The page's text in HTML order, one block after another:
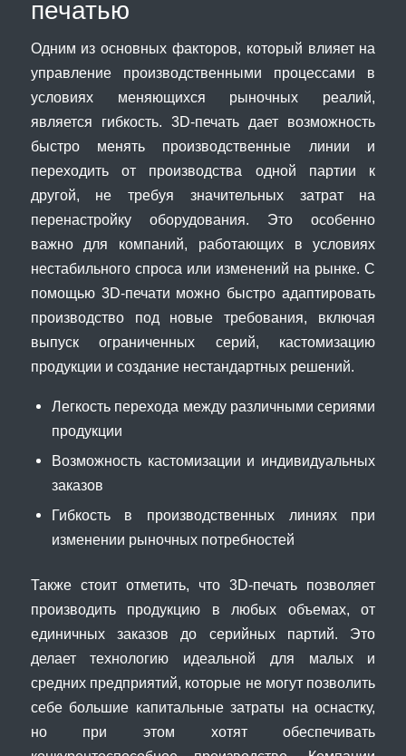
печатью
Одним из основных факторов, который влияет на
управление производственными процессами в
условиях меняющихся рыночных реалий,
является гибкость. 3D-печать дает возможность
быстро менять производственные линии и
переходить от производства одной партии к
другой, не требуя значительных затрат на
перенастройку оборудования. Это особенно
важно для компаний, работающих в условиях
нестабильного спроса или изменений на рынке. С
помощью 3D-печати можно быстро адаптировать
производство под новые требования, включая
выпуск ограниченных серий, кастомизацию
продукции и создание нестандартных решений.
Легкость перехода между различными сериями
продукции
Возможность кастомизации и индивидуальных
заказов
Гибкость в производственных линиях при
изменении рыночных потребностей
Также стоит отметить, что 3D-печать позволяет
производить продукцию в любых объемах, от
единичных заказов до серийных партий. Это
делает технологию идеальной для малых и
средних предприятий, которые не могут позволить
себе большие капитальные затраты на оснастку,
но при этом хотят обеспечивать